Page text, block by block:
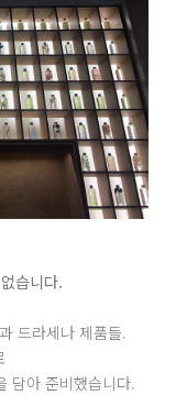
습니다.
드라세나 제품들.
담아 준비했습니다.